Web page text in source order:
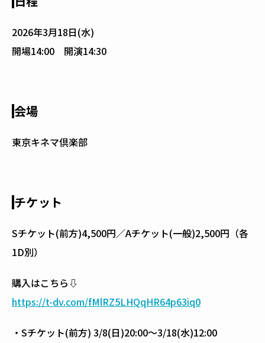
2026年3月18日(水)
開場14:00 開演14:30
会場
東京キネマ倶楽部
チケット
Sチケット(前方)4,500円／Aチケット(一般)2,500円（各
1D別）
購入はこちら⇩
https://t-dv.com/fMlRZ5LHQqHR64p63iq0
・Sチケット(前方) 3/8(日)20:00〜3/18(水)12:00